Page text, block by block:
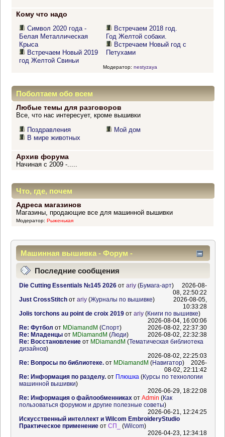
Кому что надо
Символ 2020 года -
Белая Металлическая
Крыса
Встречаем Новый 2019
год Желтой Свиньи
Встречаем 2018 год.
Год Желтой собаки.
Встречаем Новый год с
Петухами
Модератор: nestyzaya
Поболтаем обо всем
Любые темы для разговоров
Все, что нас интересует, кроме вышивки
Поздравления
В мире животных
Мой дом
Архив форума
Начиная с 2009 -.....
Что, где, почем
Адреса магазинов
Магазины, продающие все для машинной вышивки
Модератор: Рыженькая
Машинная вышивка - Форум -
Информационный центр
Последние сообщения
Die Cutting Essentials №145 2026от ariy(Бумага-арт)
2026-08-
08, 22:50:22
Just CrossStitchот ariy(Журналы по вышивке)
2026-08-05,
10:33:28
Jolis torchons au point de croix 2019от ariy(Книги по вышивке)
2026-08-04, 16:00:06
Re: Футбол от MDiamandM (Спорт)
2026-08-02, 22:37:30
Re: Младенцыот MDiamandM (Люди)
2026-08-02, 22:32:38
Re: Восстановлениеот MDiamandM (Тематическая библиотека
дизайнов)
2026-08-02, 22:25:03
Re: Вопросы по библиотеке.от MDiamandM (Навигатор)
2026-
08-02, 22:11:42
Re: Информация по разделу.от Плюшка (Курсы по технологии
машинной вышивки)
2026-06-29, 18:22:08
Re: Информация о файлообменникахот Admin (Как
пользоваться форумом и другие полезные советы)
2026-06-21, 12:24:25
Искусственный интеллект и Wilcom EmbroideryStudio
Практическое применениеот СП_ (Wilcom)
2026-04-23, 12:34:18